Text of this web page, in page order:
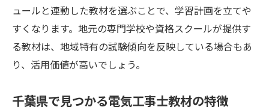
初心者に適した電気工事士2種テキストの選
び方
千葉県で手に入る初心者向け電気工事士教
図解や解説が充実した電気工事士2種テキス
ュールと連動した教材を選ぶことで、学習計画を立てや
すくなります。地元の専門学校や資格スクールが提供す
る教材は、地域特有の試験傾向を反映している場合もあ
り、活用価値が高いでしょう。
千葉県で見つかる電気工事士教材の特徴